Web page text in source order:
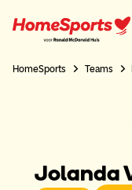
naar
hoofdnavigatie
HomeSports Teams
Jolanda